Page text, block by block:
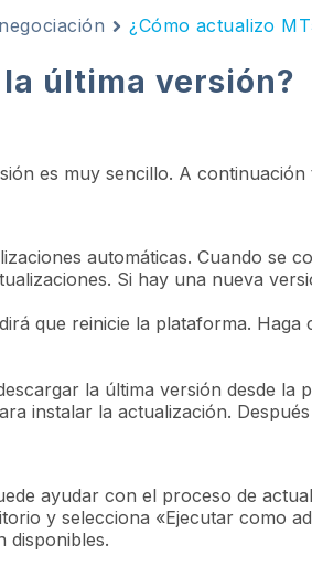
¿Cómo actualizo
última versión?
es muy sencillo. A
automáticas. Cuando se
Si hay una nueva
que reinicie la plataforma. Haga
la última versión desde la
instalar la actualización.
ayudar con el proceso de
y selecciona «Ejecutar como
disponibles.